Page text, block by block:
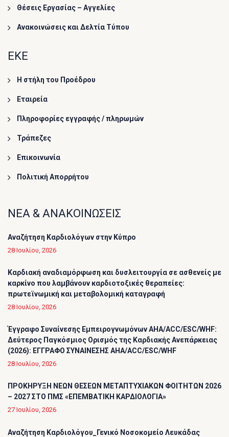
Θέσεις Εργασίας – Αγγελίες
Ανακοινώσεις και Δελτία Τύπου
ΕΚΕ
Η στήλη του Προέδρου
Εταιρεία
Πληροφορίες εγγραφής / πληρωμών
Τράπεζες
Επικοινωνία
Πολιτική Απορρήτου
ΝΕΑ & ΑΝΑΚΟΙΝΩΣΕΙΣ
Αναζήτηση Καρδιολόγων στην Κύπρο
28 Ιουλίου, 2026
Καρδιακή αναδιαμόρφωση και δυσλειτουργία σε ασθενείς με
καρκίνο που λαμβάνουν καρδιοτοξικές θεραπείες:
πρωτεϊνωμική και μεταβολομική καταγραφή
28 Ιουλίου, 2026
Έγγραφο Συναίνεσης Εμπειρογνωμόνων AHA/ACC/ESC/WHF:
Δεύτερος Παγκόσμιος Ορισμός της Καρδιακής Ανεπάρκειας
(2026): ΕΓΓΡΑΦΟ ΣΥΝΑΙΝΕΣΗΣ AHA/ACC/ESC/WHF
28 Ιουλίου, 2026
ΠΡΟΚΗΡΥΞΗ ΝΕΩΝ ΘΕΣΕΩΝ ΜΕΤΑΠΤΥΧΙΑΚΩΝ ΦΟΙΤΗΤΩΝ 2026
– 2027 ΣΤΟ ΠΜΣ «ΕΠΕΜΒΑΤΙΚΗ ΚΑΡΔΙΟΛΟΓΙΑ»
27 Ιουλίου, 2026
Αναζήτηση Καρδιολόγου_Γενικό Νοσοκομείο Λευκάδας